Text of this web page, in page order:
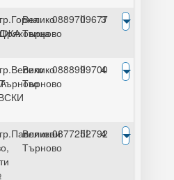
гр.ГорнаВелико
Търново
0889709677
II 3
гр.Велико
Велико
Търново
0888999700
II 4
гр.Павликени
Велико
Търново
0877252792
III 4